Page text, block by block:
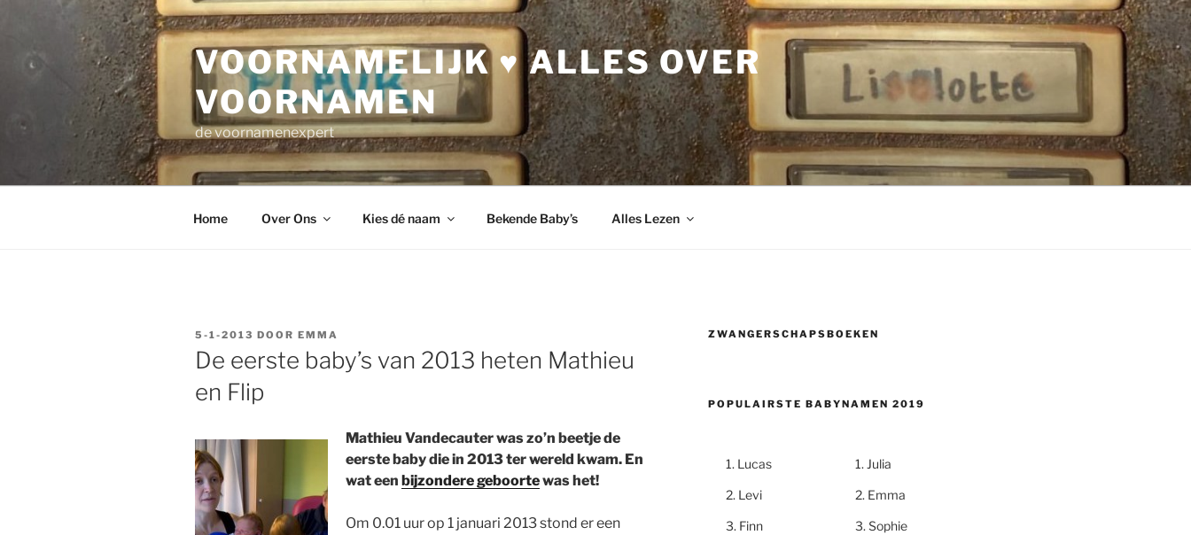
inhoud
VOORNAMELIJK ♥ ALLES OVER
VOORNAMEN
de voornamenexpert
Home Over Ons Kies dé naam Bekende Baby’s Alles Lezen
GEPLAATST
OP
5-1-2013 DOOR EMMA
De eerste baby’s van 2013 heten Mathieu
en Flip
Mathieu Vandecauter was zo’n beetje de
eerste baby die in 2013 ter wereld kwam. En
wat een bijzondere geboortewas het!
Om 0.01 uur op 1 januari 2013 stond er een
ZWANGERSCHAPSBOEKEN
POPULAIRSTE BABYNAMEN 2019
Lucas
Levi
Finn
Julia
Emma
Sophie